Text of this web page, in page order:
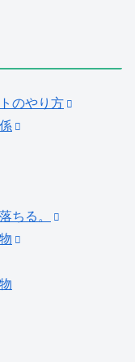
のやり方
ちる。